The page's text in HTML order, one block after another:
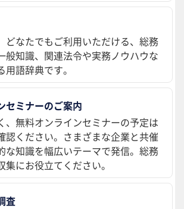
どなたでもご利用いただける、総務
般知識、関連法令や実務ノウハウな
語辞典です。
セミナーのご案内
、無料オンラインセミナーの予定は
認ください。さまざまな企業と共催
な知識を幅広いテーマで発信。総務
集にお役立てください。
査